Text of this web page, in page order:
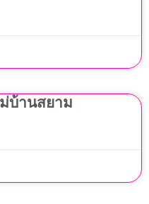
บ้านสยาม